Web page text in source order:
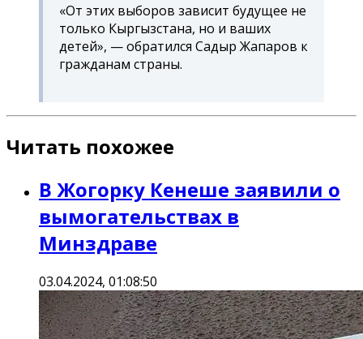
«От этих выборов зависит будущее не
только Кыргызстана, но и ваших
детей», — обратился Садыр Жапаров к
гражданам страны.
Читать похожее
В Жогорку Кенеше заявили о
вымогательствах в
Минздраве
03.04.2024, 01:08:50